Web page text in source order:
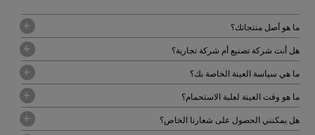
ما هو أصل منتجاتك؟
هل أنت شركة تصنيع أم شركة تجارية؟
ما هي سياسة العينة الخاصة بك؟
ما هو وقت العينة لعلبة الاستحمام؟
هل يمكنني الحصول على شعارنا الخاص؟